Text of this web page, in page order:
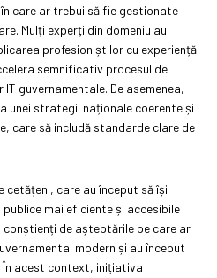
care ar trebui să fie gestionate
Mulți experți din domeniu au
profesioniștilor cu experiență
semnificativ procesul de
guvernamentale. De asemenea,
unei strategii naționale coerente și
care să includă standarde clare de
care au început să își
mai eficiente și accesibile
de așteptările pe care ar
modern și au început
În acest context, inițiativa